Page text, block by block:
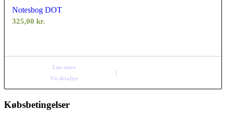
Notesbog DOT
325,00 kr.
Læs mere
Vis detaljer
Købsbetingelser